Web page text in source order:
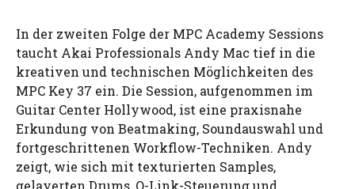
In der zweiten Folge der MPC Academy Sessions
taucht Akai Professionals Andy Mac tief in die
kreativen und technischen Möglichkeiten des
MPC Key 37 ein. Die Session, aufgenommen im
Guitar Center Hollywood, ist eine praxisnahe
Erkundung von Beatmaking, Soundauswahl und
fortgeschrittenen Workflow-Techniken. Andy
zeigt, wie sich mit texturierten Samples,
gelayerten Drums, Q-Link-Steuerung und